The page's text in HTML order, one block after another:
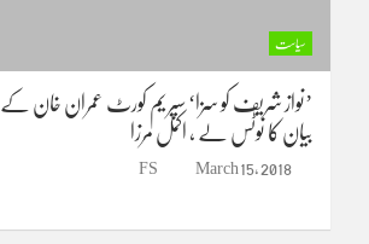
سیاست
’نواز شریف کو سزا‘ سپریم کورٹ عمران خان کے
بیان کا نوٹس لے ، اکمل مرزا
March 15, 2018
FS